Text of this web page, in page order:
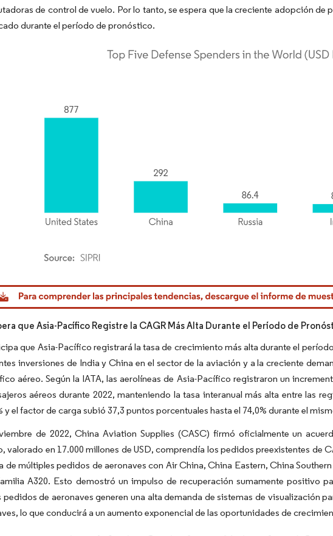
de control de vuelo. Por lo tanto, se espera que la creciente adopción de
durante el período de pronóstico.
© Mordor Intelligence. El uso requiere atribución según CC BY 4.0.
que Asia-Pacífico Registre la CAGR Más Alta Durante el Período de
que Asia-Pacífico registrará la tasa de crecimiento más alta durante el
inversiones de India y China en el sector de la aviación y a la creciente
aéreo. Según la IATA, las aerolíneas de Asia-Pacífico registraron un
aéreos durante 2022, manteniendo la tasa interanual más alta entre las
y el factor de carga subió 37,3 puntos porcentuales hasta el 74,0% durante el
de 2022, China Aviation Supplies (CASC) firmó oficialmente un
valorado en 17.000 millones de USD, comprendía los pedidos preexistentes de
de múltiples pedidos de aeronaves con Air China, China Eastern, China
A320. Esto demostró un impulso de recuperación sumamente positivo
pedidos de aeronaves generen una alta demanda de sistemas de visualización
lo que conducirá a un aumento exponencial de las oportunidades de